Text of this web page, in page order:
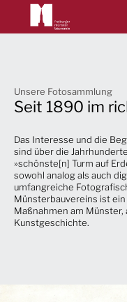
navigation
Unsere Fotosammlung
Seit 1890 im
Das Interesse und die
sind über die
»schönste[n] Turm auf
sowohl analog als auch
umfangreiche
Münsterbauvereins ist
Maßnahmen am
Kunstgeschichte.